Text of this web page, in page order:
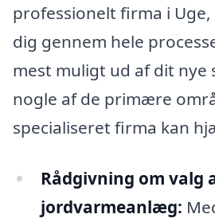
professionelt firma i
dig gennem hele
mest muligt ud af dit nye
nogle af de primære
specialiseret firma kan
Rådgivning om valg
jordvarmeanlæg: